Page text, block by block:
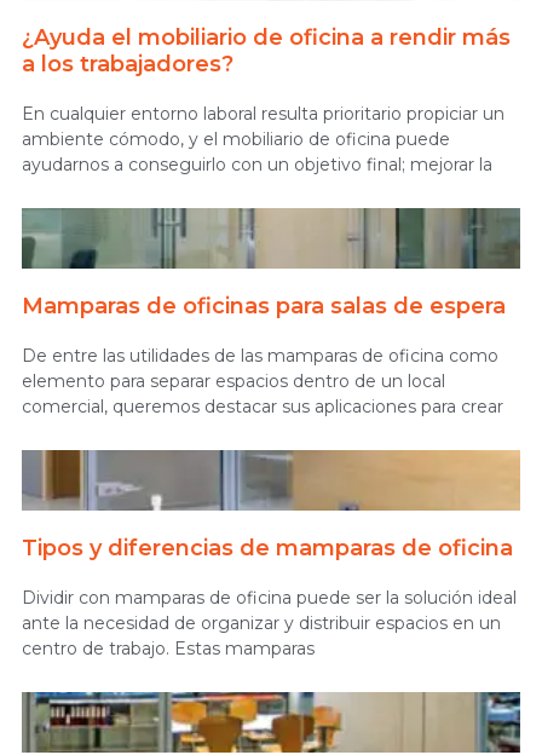
¿Ayuda el mobiliario de oficina a rendir más
a los trabajadores?
En cualquier entorno laboral resulta prioritario propiciar un
ambiente cómodo, y el mobiliario de oficina puede
ayudarnos a conseguirlo con un objetivo final; mejorar la
Mamparas de oficinas para salas de espera
De entre las utilidades de las mamparas de oficina como
elemento para separar espacios dentro de un local
comercial, queremos destacar sus aplicaciones para crear
Tipos y diferencias de mamparas de oficina
Dividir con mamparas de oficina puede ser la solución ideal
ante la necesidad de organizar y distribuir espacios en un
centro de trabajo. Estas mamparas